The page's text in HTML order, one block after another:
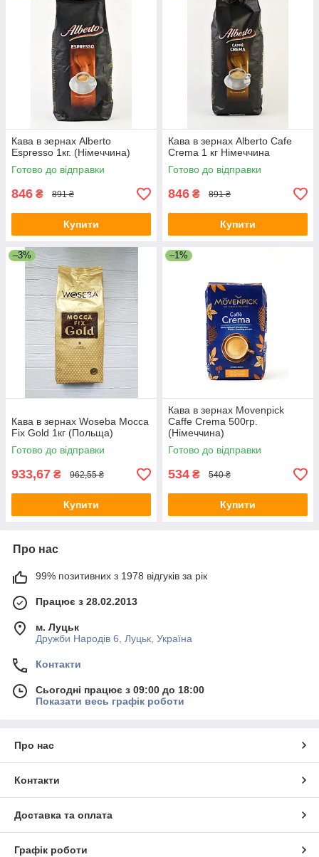
Кава в зернах Alberto
Espresso 1кг. (Німеччина)
Готово до відправки
846 ₴ 891 ₴
Купити
Кава в зернах Alberto Cafe
Crema 1 кг Німеччина
Готово до відправки
846 ₴ 891 ₴
Купити
–3%
Кава в зернах Woseba Mocca
Fix Gold 1кг (Польща)
Готово до відправки
933,67 ₴ 962,55 ₴
Купити
–1%
Кава в зернах Movenpick
Caffe Crema 500гр.
(Німеччина)
Готово до відправки
534 ₴ 540 ₴
Купити
Про нас
99% позитивних з 1978 відгуків за рік
Працює з 28.02.2013
м. Луцьк
Дружби Народів 6, Луцьк, Україна
Контакти
Сьогодні працює з 09:00 до 18:00
Показати весь графік роботи
Про нас
Контакти
Доставка та оплата
Графік роботи